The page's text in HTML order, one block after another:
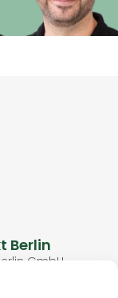
Berlin
GmbH
90